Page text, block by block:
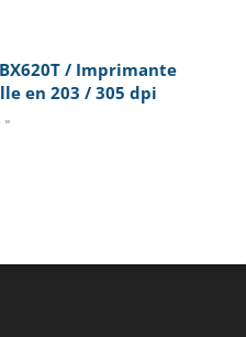
BX620T / Imprimante
en 203 / 305 dpi
»